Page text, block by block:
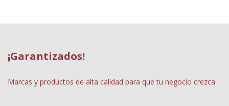
¡Garantizados!
Marcas y productos de alta calidad para que tu negocio crezca